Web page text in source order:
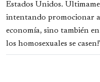
Estados Unidos.
intentando promocionar
economía, sino también
los homosexuales se